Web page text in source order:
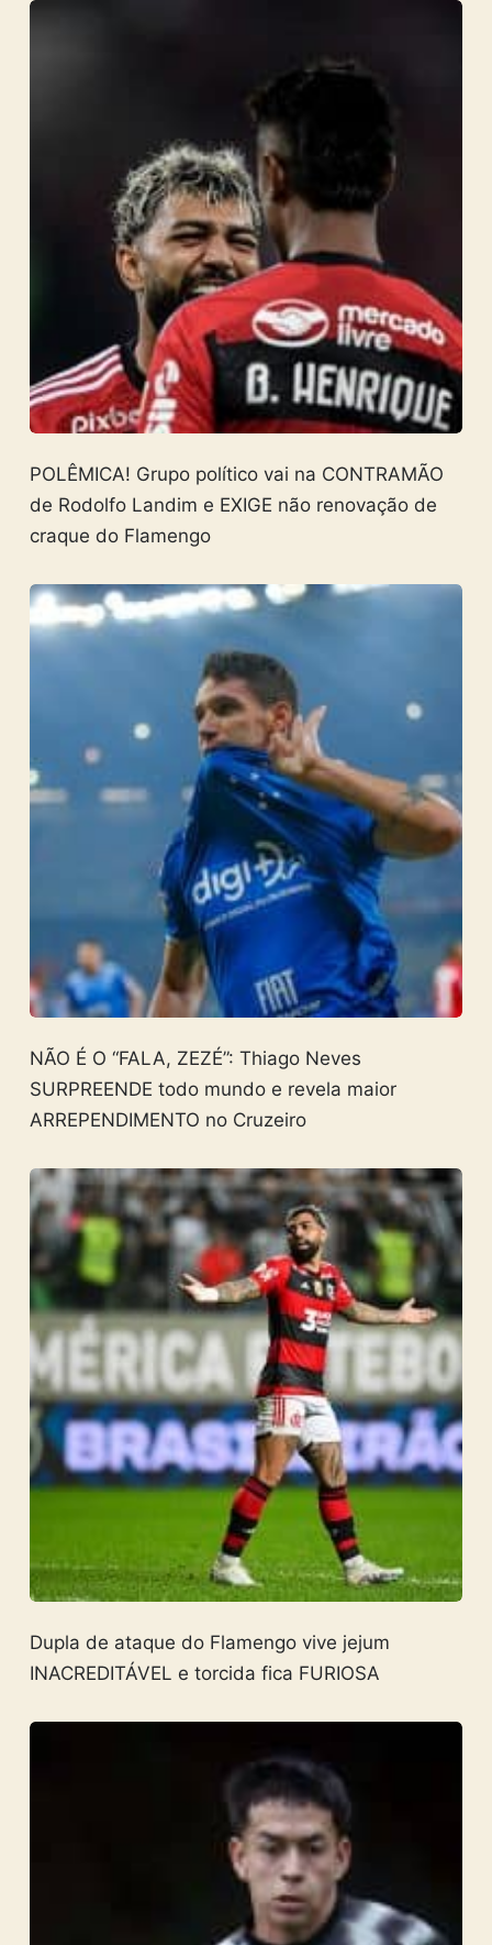
POLÊMICA! Grupo político vai na CONTRAMÃO
de Rodolfo Landim e EXIGE não renovação de
craque do Flamengo
NÃO É O “FALA, ZEZÉ”: Thiago Neves
SURPREENDE todo mundo e revela maior
ARREPENDIMENTO no Cruzeiro
Dupla de ataque do Flamengo vive jejum
INACREDITÁVEL e torcida fica FURIOSA